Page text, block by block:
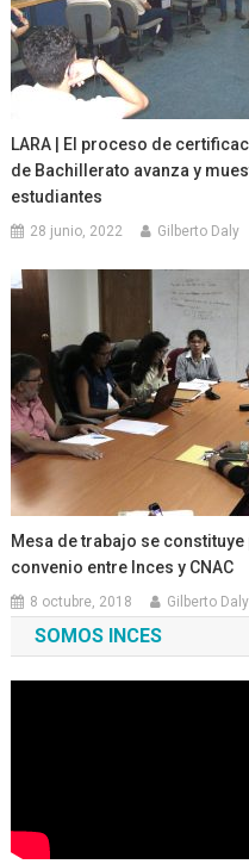
LARA | El proceso de
de Bachillerato avanza y
estudiantes
28 junio, 2022 Gilberto Daly
Mesa de trabajo se
convenio entre Inces y CNAC
8 octubre, 2018 Gilberto Daly
SOMOS INCES